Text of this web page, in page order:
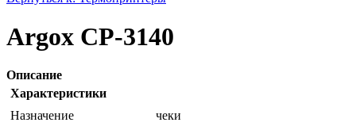
Argox CP-3140
Описание
Характеристики
Назначение
чеки